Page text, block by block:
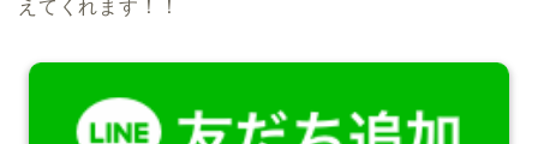
えてくれます！！